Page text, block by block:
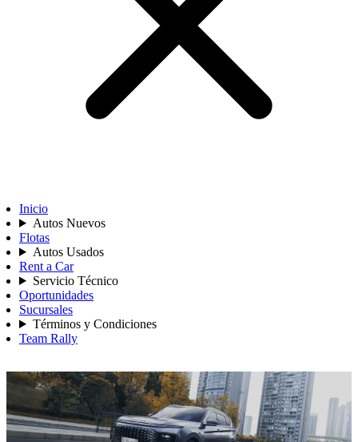
Inicio
Autos Nuevos
Flotas
Autos Usados
Rent a Car
Servicio Técnico
Oportunidades
Sucursales
Términos y Condiciones
Team Rally